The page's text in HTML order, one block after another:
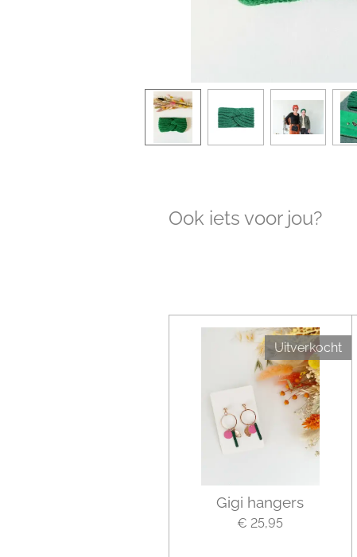
Ook iets voor jou?
Uitverkocht
Gigi hangers
€ 25,95